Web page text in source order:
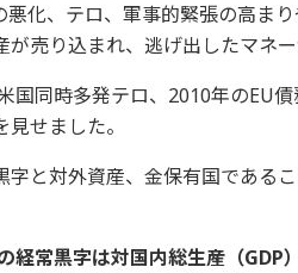
悪化、テロ、軍事的緊張の高ま
売り込まれ、逃げ出したマネ
国同時多発テロ、2010年のEU
せました。
字と対外資産、金保有国である
経常黒字は対国内総生産（GDP